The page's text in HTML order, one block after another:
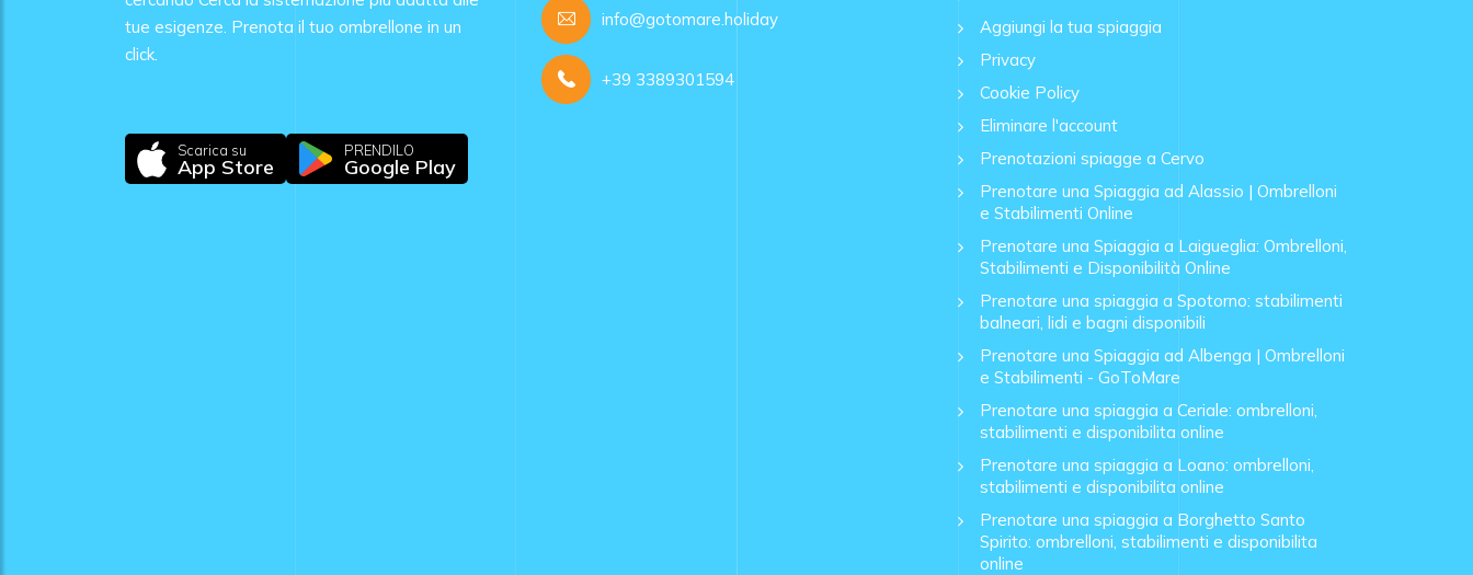
tue esigenze. Prenota il tuo ombrellone in un
click.
Scarica su
App Store
PRENDILO
Google Play
info@gotomare.holiday
+39 3389301594
Aggiungi la tua spiaggia
Privacy
Cookie Policy
Eliminare l'account
Prenotazioni spiagge a Cervo
Prenotare una Spiaggia ad Alassio | Ombrelloni
e Stabilimenti Online
Prenotare una Spiaggia a Laigueglia: Ombrelloni,
Stabilimenti e Disponibilità Online
Prenotare una spiaggia a Spotorno: stabilimenti
balneari, lidi e bagni disponibili
Prenotare una Spiaggia ad Albenga | Ombrelloni
e Stabilimenti - GoToMare
Prenotare una spiaggia a Ceriale: ombrelloni,
stabilimenti e disponibilita online
Prenotare una spiaggia a Loano: ombrelloni,
stabilimenti e disponibilita online
Prenotare una spiaggia a Borghetto Santo
Spirito: ombrelloni, stabilimenti e disponibilita
online